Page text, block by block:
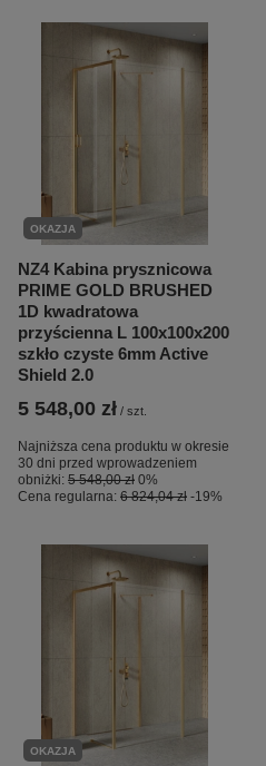
OKAZJA
NZ4 Kabina prysznicowa
PRIME GOLD BRUSHED
1D kwadratowa
przyścienna L 100x100x200
szkło czyste 6mm Active
Shield 2.0
5 548,00 zł / szt.
Najniższa cena produktu w okresie
30 dni przed wprowadzeniem
obniżki: 5 548,00 zł 0%
Cena regularna: 6 824,04 zł -19%
OKAZJA